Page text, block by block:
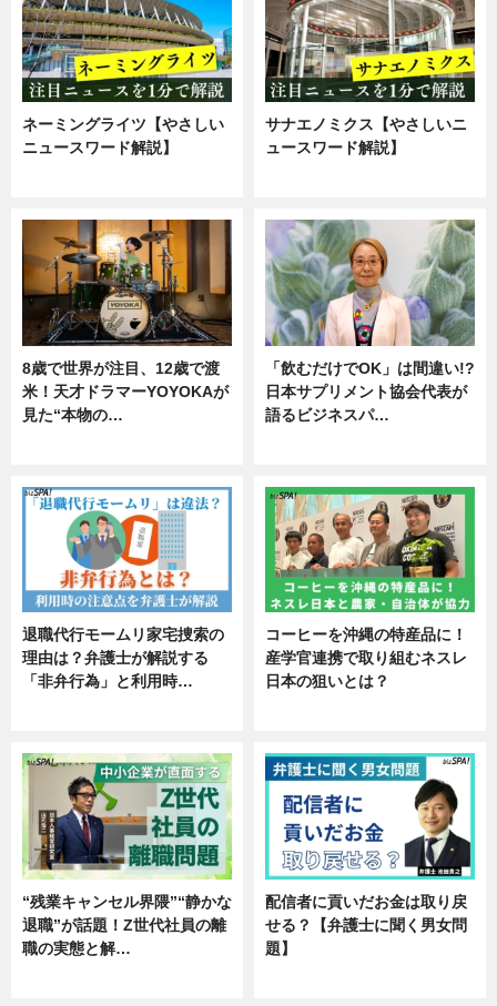
ネーミングライツ【やさしい
ニュースワード解説】
サナエノミクス【やさしいニ
ュースワード解説】
8歳で世界が注目、12歳で渡
米！天才ドラマーYOYOKAが
見た“本物の…
「飲むだけでOK」は間違い!?
日本サプリメント協会代表が
語るビジネスパ…
退職代行モームリ家宅捜索の
理由は？弁護士が解説する
「非弁行為」と利用時…
コーヒーを沖縄の特産品に！
産学官連携で取り組むネスレ
日本の狙いとは？
“残業キャンセル界隈”“静かな
退職”が話題！Z世代社員の離
職の実態と解…
配信者に貢いだお金は取り戻
せる？【弁護士に聞く男女問
題】